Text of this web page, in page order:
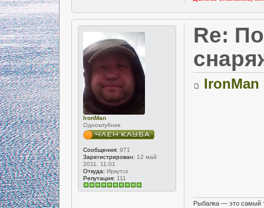
IronMan
Одноклубник
Сообщения: 971
Зарегистрирован: 12 май
2011, 11:01
Откуда: Иркутск
Репутация: 111
Re:
IronMan
Рыбалка — это самый